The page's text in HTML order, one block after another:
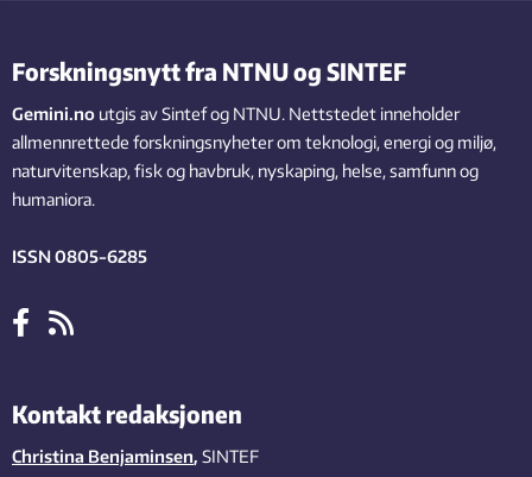
Forskningsnytt fra NTNU og SINTEF
Gemini.no utgis av Sintef og NTNU. Nettstedet inneholder
allmennrettede forskningsnyheter om teknologi, energi og miljø,
naturvitenskap, fisk og havbruk, nyskaping, helse, samfunn og
humaniora.
ISSN 0805-6285
Kontakt redaksjonen
Christina Benjaminsen, SINTEF